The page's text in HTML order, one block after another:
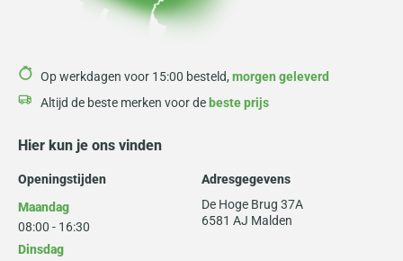
Op werkdagen voor 15:00 besteld, morgen geleverd
Altijd de beste merken voor de beste prijs
Hier kun je ons vinden
Openingstijden
Maandag
08:00 - 16:30
Dinsdag
Adresgegevens
De Hoge Brug 37A
6581 AJ Malden